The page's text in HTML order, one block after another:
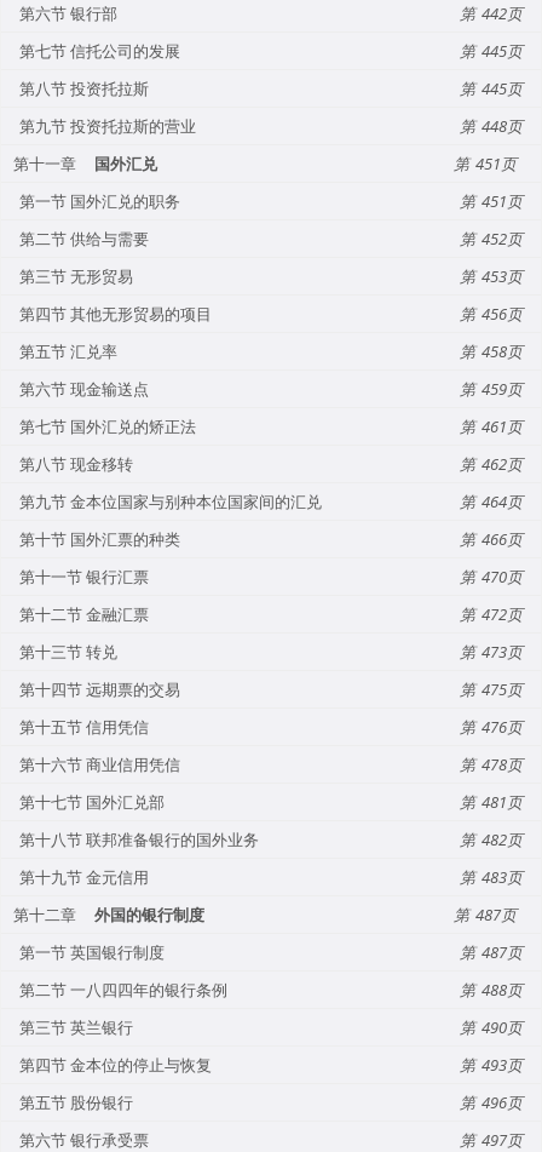
第六节 银行部
442
第七节 信托公司的发展
445
第八节 投资托拉斯
445
第九节 投资托拉斯的营业
448
第十一章
国外汇兑
451
第一节 国外汇兑的职务
451
第二节 供给与需要
452
第三节 无形贸易
453
第四节 其他无形贸易的项目
456
第五节 汇兑率
458
第六节 现金输送点
459
第七节 国外汇兑的矫正法
461
第八节 现金移转
462
第九节 金本位国家与别种本位国家间的汇兑
464
第十节 国外汇票的种类
466
第十一节 银行汇票
470
第十二节 金融汇票
472
第十三节 转兑
473
第十四节 远期票的交易
475
第十五节 信用凭信
476
第十六节 商业信用凭信
478
第十七节 国外汇兑部
481
第十八节 联邦准备银行的国外业务
482
第十九节 金元信用
483
第十二章
外国的银行制度
487
第一节 英国银行制度
487
第二节 一八四四年的银行条例
488
第三节 英兰银行
490
第四节 金本位的停止与恢复
493
第五节 股份银行
496
第六节 银行承受票
497